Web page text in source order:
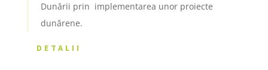
Dunării prin implementarea unor proiecte
dunărene.
DETALII